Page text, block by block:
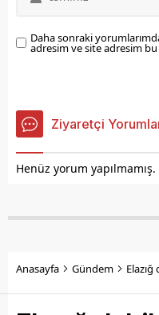
Daha sonraki
adresim ve site adresim bu
Ziyaretçi
Henüz yorum yapılmamış.
Anasayfa Gündem